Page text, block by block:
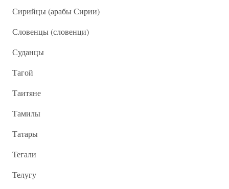
Сирийцы (арабы Сирии)
Словенцы (словенци)
Суданцы
Тагой
Таитяне
Тамилы
Татары
Тегали
Телугу